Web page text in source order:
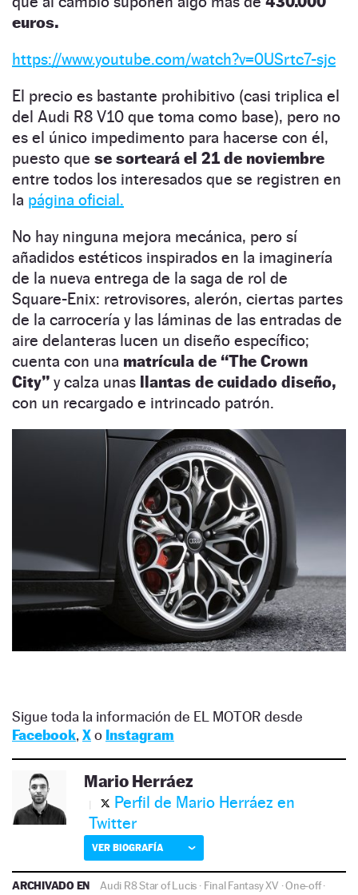
euros.
https://www.youtube.com/watch?v=0USrtc7-sjc
El precio es bastante prohibitivo (casi triplica el
del Audi R8 V10 que toma como base), pero no
es el único impedimento para hacerse con él,
puesto que se sorteará el 21 de noviembre
entre todos los interesados que se registren en
la página oficial.
No hay ninguna mejora mecánica, pero sí
añadidos estéticos inspirados en la imaginería
de la nueva entrega de la saga de rol de
Square-Enix: retrovisores, alerón, ciertas partes
de la carrocería y las láminas de las entradas de
aire delanteras lucen un diseño específico;
cuenta con una matrícula de “The Crown
City” y calza unas llantas de cuidado diseño,
con un recargado e intrincado patrón.
Sigue toda la información de EL MOTOR desde
Facebook, Xo Instagram
Mario Herráez
Perfil de Mario Herráez en
Twitter
VER BIOGRAFÍA
ARCHIVADO EN Audi R8 Star of Lucis · Final Fantasy XV ·One-off·